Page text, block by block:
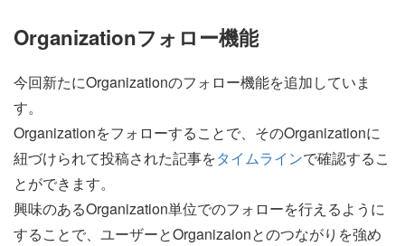
Organizationフォロー機能
今回新たにOrganizationのフォロー機能を追加していま
す。
Organizationをフォローすることで、そのOrganizationに
紐づけられて投稿された記事をタイムラインで確認するこ
とができます。
興味のあるOrganization単位でのフォローを行えるように
することで、ユーザーとOrganizaionとのつながりを強め